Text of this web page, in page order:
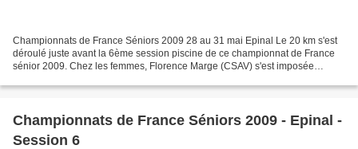
Championnats de France Séniors 2009 28 au 31 mai Epinal Le 20 km s'est
déroulé juste avant la 6ème session piscine de ce championnat de France
sénior 2009. Chez les femmes, Florence Marge (CSAV) s'est imposée
Championnats de France Séniors 2009 - Epinal -
Session 6